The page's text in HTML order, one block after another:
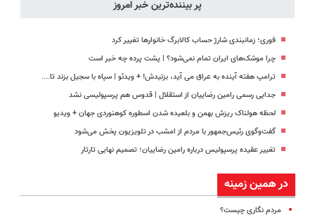
پر بیننده‌ترین خبر امروز
فوری؛ زمانبندی‌ شارژ حساب کالابرگ خانوارها تغییر کرد
چرا موشک‌های ایران تمام نمی‌شود؟ | پشت پرده چه خبر است
ترامپ هفته آینده به عراق می آید، بزنیدش! + ویدئو | سپاه با سجیل بزند تا....
جدایی رسمی رامین رضاییان از استقلال | قدوس هم پرسپولیسی نشد
لحظه هولناک ریزش بهمن و بلعیده شدن اسطوره کوهنوردی جهان + ویدیو
گفت‌وگوی رئیس‌جمهور با مردم از امشب در تلویزیون پخش می‌شود
تغییر عقیده پرسپولیس درباره رامین رضاییان؛ تصمیم نهایی تارتار
در همین زمینه
مردم نگاری چیست؟